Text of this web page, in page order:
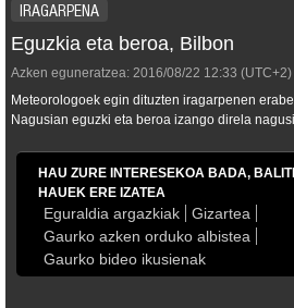
IRAGARPENA
Eguzkia eta beroa, Bilbon
Azken eguneratzea: 2016/08/22 12:33 (UTC+2)
Meteorologoek egin dituzten iragarpenen
Nagusian eguzki eta beroa izango direla
HAU ZURE INTERESEKOA BADA,
HAUEK ERE IZATEA
Eguraldia argazkiak
Gizartea
Gaurko azken orduko albistea
Gaurko bideo ikusienak